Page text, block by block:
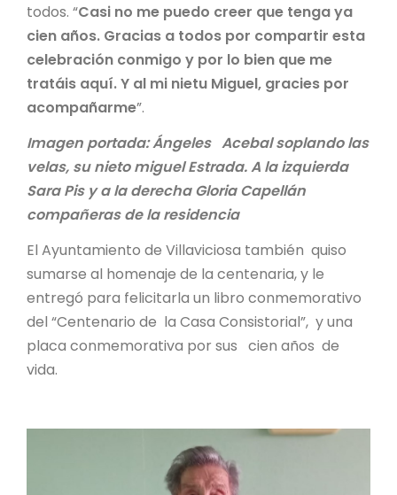
todos. “Casi no me puedo creer que tenga ya
cien años. Gracias a todos por compartir esta
celebración conmigo y por lo bien que me
tratáis aquí. Y al mi nietu Miguel, gracies por
acompañarme”.
Imagen portada: Ángeles Acebal soplando las
velas, su nieto miguel Estrada. A la izquierda
Sara Pis y a la derecha Gloria Capellán
compañeras de la residencia
El Ayuntamiento de Villaviciosa también quiso
sumarse al homenaje de la centenaria, y le
entregó para felicitarla un libro conmemorativo
del “Centenario de la Casa Consistorial”, y una
placa conmemorativa por sus cien años de
vida.